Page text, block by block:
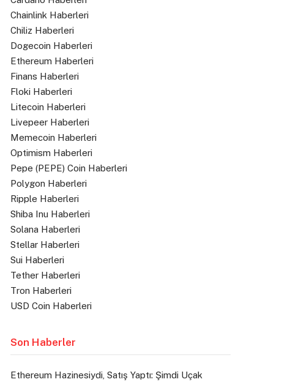
Chainlink Haberleri
Chiliz Haberleri
Dogecoin Haberleri
Ethereum Haberleri
Finans Haberleri
Floki Haberleri
Litecoin Haberleri
Livepeer Haberleri
Memecoin Haberleri
Optimism Haberleri
Pepe (PEPE) Coin Haberleri
Polygon Haberleri
Ripple Haberleri
Shiba Inu Haberleri
Solana Haberleri
Stellar Haberleri
Sui Haberleri
Tether Haberleri
Tron Haberleri
USD Coin Haberleri
Son Haberler
Ethereum Hazinesiydi, Satış Yaptı: Şimdi Uçak